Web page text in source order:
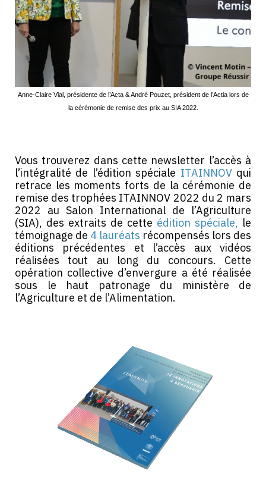
Anne-Claire Vial, présidente de l’Acta & André Pouzet, président de l’Actia lors de
la cérémonie de remise des prix au SIA 2022.
Vous trouverez dans cette newsletter l’accès à
l’intégralité de l’édition spéciale ITAINNOVqui
retrace les moments forts de la cérémonie de
remise des trophées ITAINNOV 2022 du 2 mars
2022 au Salon International de l’Agriculture
(SIA), des extraits de cette édition spéciale, le
témoignage de 4 lauréats récompensés lors des
éditions précédentes et l’accès aux vidéos
réalisées tout au long du concours. Cette
opération collective d’envergure a été réalisée
sous le haut patronage du ministère de
l’Agriculture et de l’Alimentation.